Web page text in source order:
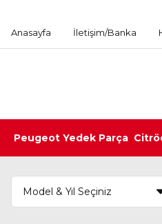
Anasayfa İletişim/Banka
Peugeot Yedek Parça